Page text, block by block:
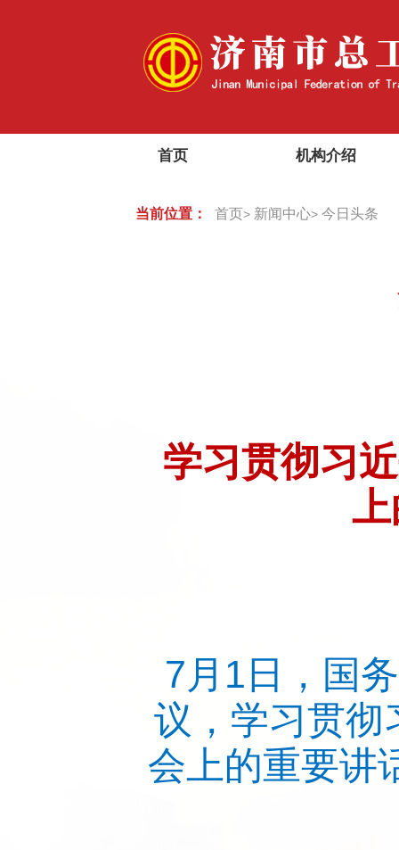
首页 机构介绍
当前位置： 首页> 新闻中心> 今日头条
学习贯彻习
7月1日，国
议，学习贯彻
会上的重要讲